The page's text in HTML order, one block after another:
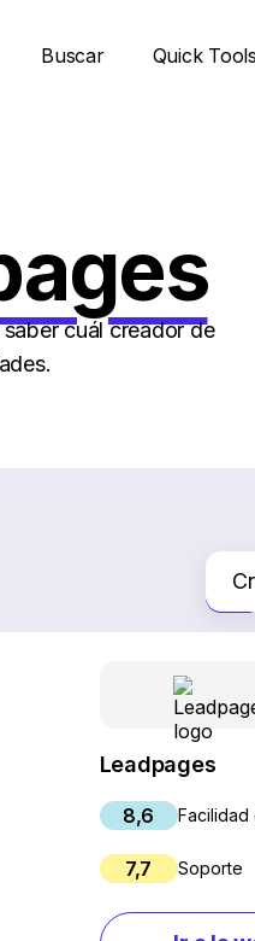
Buscar Quick Tools
cuál creador de
Leadpages
8,6 Facilidad
7,7 Soporte